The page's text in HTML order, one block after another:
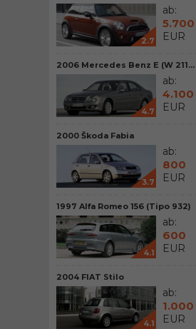
2.7
ab:
5.700
EUR
2006 Mercedes Benz E (W 211...
4.7
ab:
4.100
EUR
2000 Škoda Fabia
3.7
ab:
800
EUR
1997 Alfa Romeo 156 (Tipo 932)
4.1
ab:
600
EUR
2004 FIAT Stilo
4.1
ab:
1.000
EUR